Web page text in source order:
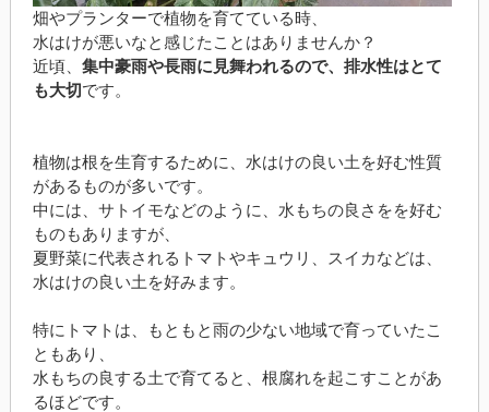
畑やプランターで植物を育てている時、
水はけが悪いなと感じたことはありませんか？
近頃、 集中豪雨や長雨に見舞われるので、排水性はとて
も大切です。
植物は根を生育するために、水はけの良い土を好む性質
があるものが多いです。
中には、サトイモなどのように、水もちの良さをを好む
ものもありますが、
夏野菜に代表されるトマトやキュウリ、スイカなどは、
水はけの良い土を好みます。
特にトマトは、もともと雨の少ない地域で育っていたこ
ともあり、
水もちの良する土で育てると、根腐れを起こすことがあ
るほどです。